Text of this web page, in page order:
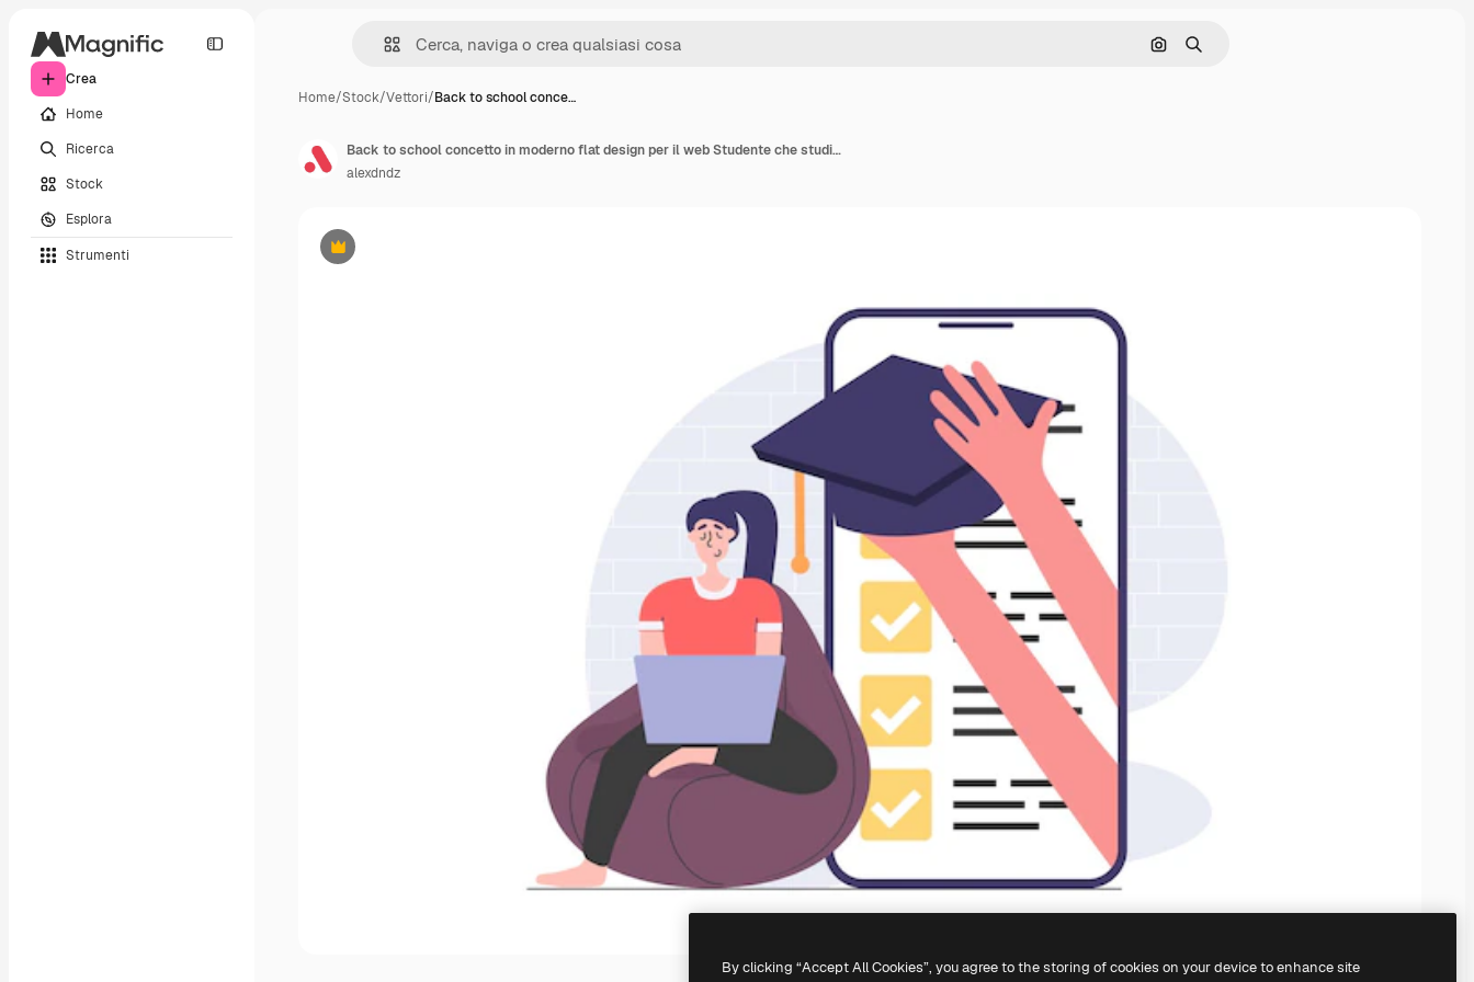
Crea
Home
Ricerca
Stock
Esplora
Strumenti
Cerca per immagine
Ricerca
Home/Stock/Vettori/Back to school conce…
Premium
Back to school concetto in moderno flat design per il web Studente che studia online e studia a distanza al portatile passa l'esame in applicazione mobile e ottiene il cappuccio di laurea Illustrazione vettoriale
alexdndz
By clicking “Accept All Cookies”, you agree to the storing of cookies on your device to enhance site